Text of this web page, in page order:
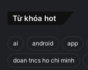
Từ khóa hot
ai android app
doan tncs ho chi minh